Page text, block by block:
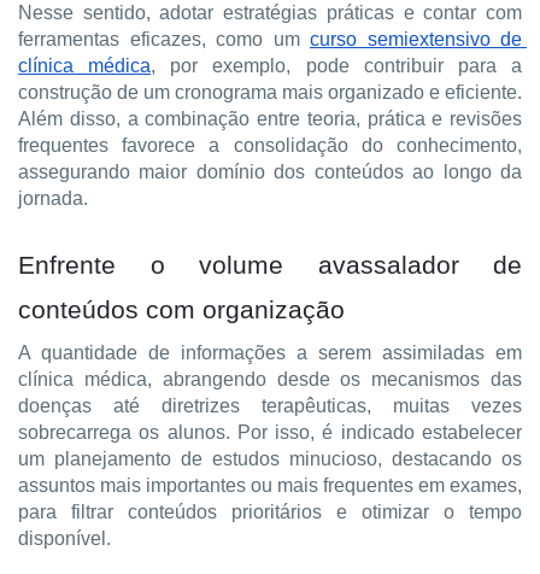
Nesse sentido, adotar estratégias práticas e contar com
ferramentas eficazes, como um curso semiextensivo de
clínica médica, por exemplo, pode contribuir para a
construção de um cronograma mais organizado e eficiente.
Além disso, a combinação entre teoria, prática e revisões
frequentes favorece a consolidação do conhecimento,
assegurando maior domínio dos conteúdos ao longo da
jornada.
Enfrente o volume avassalador de
conteúdos com organização
A quantidade de informações a serem assimiladas em
clínica médica, abrangendo desde os mecanismos das
doenças até diretrizes terapêuticas, muitas vezes
sobrecarrega os alunos. Por isso, é indicado estabelecer
um planejamento de estudos minucioso, destacando os
assuntos mais importantes ou mais frequentes em exames,
para filtrar conteúdos prioritários e otimizar o tempo
disponível.